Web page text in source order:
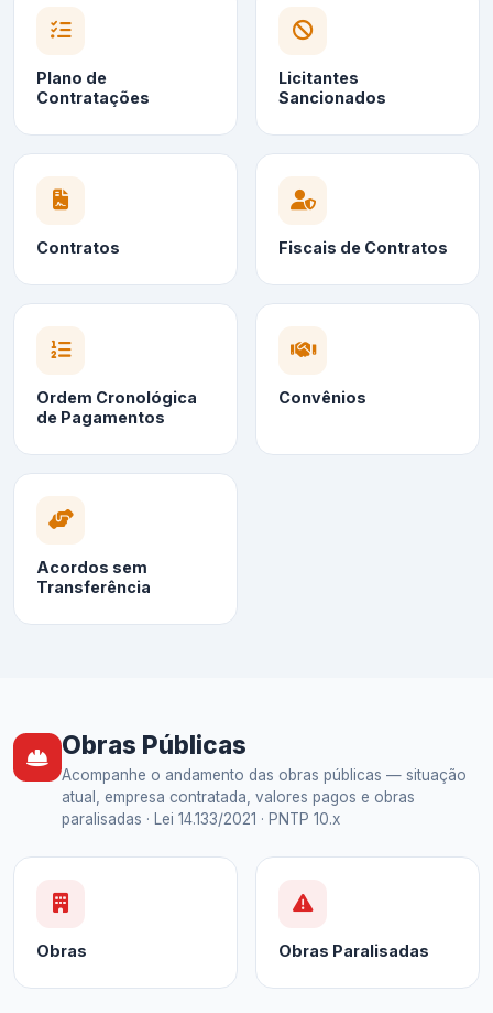
Plano de
Contratações
Licitantes
Sancionados
Contratos Fiscais de Contratos
Ordem Cronológica
de Pagamentos
Convênios
Acordos sem
Transferência
Obras Públicas
Acompanhe o andamento das obras públicas — situação
atual, empresa contratada, valores pagos e obras
paralisadas · Lei 14.133/2021 · PNTP 10.x
Obras Obras Paralisadas